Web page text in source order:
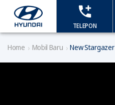
TELEPON
Home Mobil Baru New Stargazer